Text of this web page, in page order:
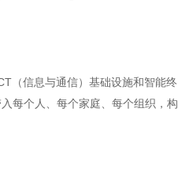
（信息与通信）基础设施和智能终
每个人、每个家庭、每个组织，构